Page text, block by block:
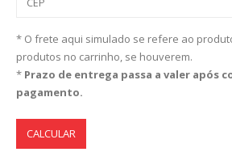
* O frete aqui simulado se refere ao
produtos no carrinho, se houverem.
* Prazo de entrega passa a valer após
pagamento.
CALCULAR